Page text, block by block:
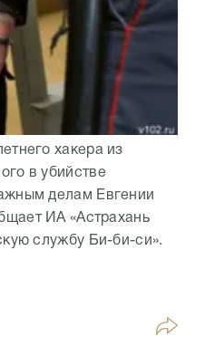
хакера из
в убийстве
делам Евгении
ИА «Астрахань
службу Би-би-си».